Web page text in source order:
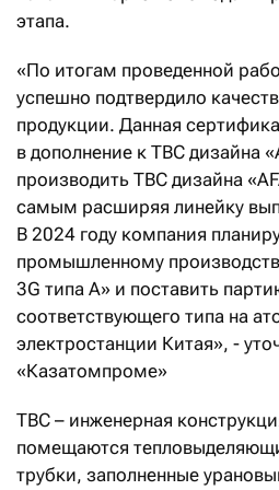
этапа.
«По итогам проведенной
успешно подтвердило
продукции. Данная
в дополнение к ТВС дизайна
производить ТВС дизайна
самым расширяя линейку
В 2024 году компания
промышленному
3G типа A» и поставить
соответствующего типа на
электростанции Китая», -
«Казатомпроме»
ТВС – инженерная
помещаются
трубки, заполненные